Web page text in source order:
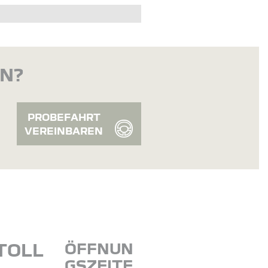
PROBEFAHRT
VEREINBAREN
ÖFFNUN